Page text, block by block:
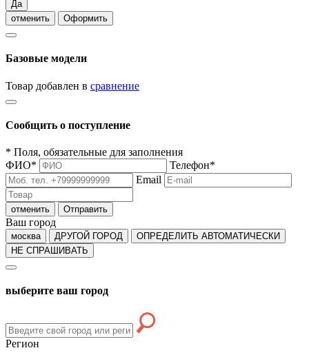
Да
отменить
Оформить
Базовые модели
Товар добавлен в сравнение
Сообщить о поступление
* Поля, обязательные для заполнения
ФИО* Телефон*
Email
отменить Отправить
Ваш город
москва ДРУГОЙ ГОРОД
ОПРЕДЕЛИТЬ АВТОМАТИЧЕСКИ
НЕ СПРАШИВАТЬ
выберите ваш город
Регион